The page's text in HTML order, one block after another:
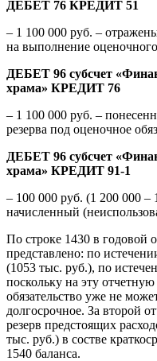
ДЕБЕТ 76 КРЕДИТ 51
– 1 100 000 руб. –
на выполнение оценочного
ДЕБЕТ 96 субсчет
храма» КРЕДИТ 76
– 1 100 000 руб. –
резерва под оценочное
ДЕБЕТ 96 субсчет
храма» КРЕДИТ 91-1
– 100 000 руб. (1 200 000
начисленный
По строке 1430 в годовой
представлено: по
(1053 тыс. руб.), по
поскольку на эту
обязательство уже не
долгосрочное. За второй
резерв предстоящих
тыс. руб.) в состве
1540 баланса.